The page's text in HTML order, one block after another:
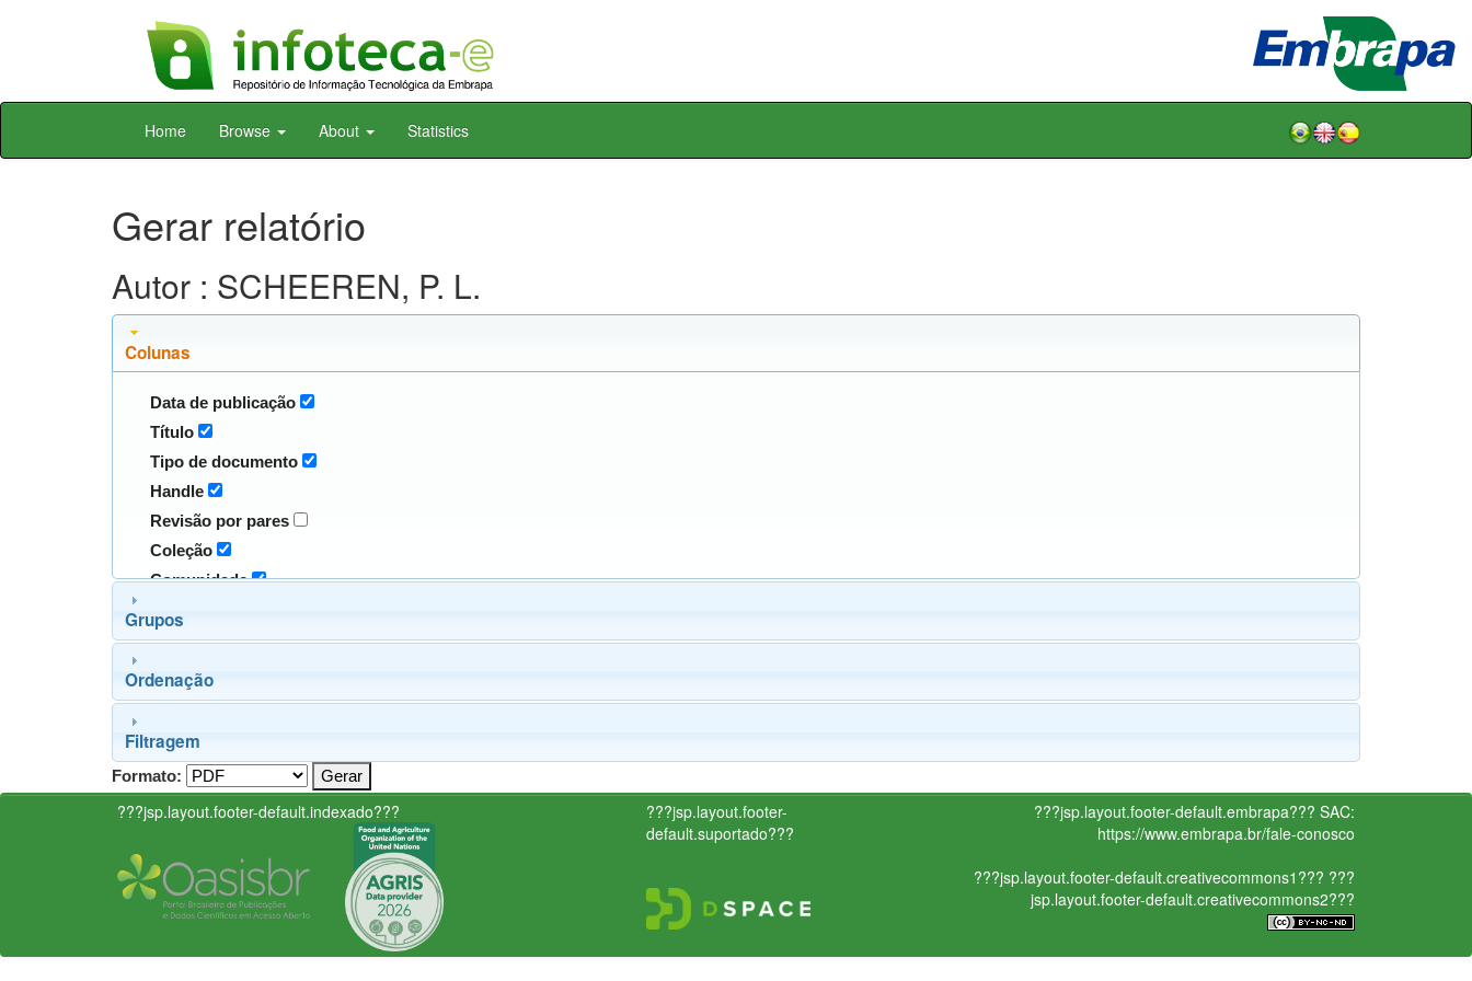
Skip
Home Browse About Statistics
Gerar relatório
Autor : SCHEEREN, P. L.
Colunas
Data de publicação
Título
Tipo de documento
Handle
Revisão por pares
Coleção
Comunidade
Grupos
Ordenação
Filtragem
Formato:
???jsp.layout.footer-default.indexado???
???jsp.layout.footer-
default.suportado???
???jsp.layout.footer-default.embrapa??? SAC:
https://www.embrapa.br/fale-conosco
???jsp.layout.footer-default.creativecommons1??? ???
jsp.layout.footer-default.creativecommons2???